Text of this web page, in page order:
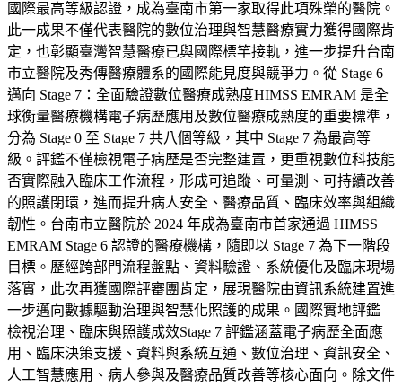
國際最高等級認證，成為臺南市第一家取得此項殊榮的醫院。
此一成果不僅代表醫院的數位治理與智慧醫療實力獲得國際肯
定，也彰顯臺灣智慧醫療已與國際標竿接軌，進一步提升台南
市立醫院及秀傳醫療體系的國際能見度與競爭力。從 Stage 6
邁向 Stage 7：全面驗證數位醫療成熟度HIMSS EMRAM 是全
球衡量醫療機構電子病歷應用及數位醫療成熟度的重要標準，
分為 Stage 0 至 Stage 7 共八個等級，其中 Stage 7 為最高等
級。評鑑不僅檢視電子病歷是否完整建置，更重視數位科技能
否實際融入臨床工作流程，形成可追蹤、可量測、可持續改善
的照護閉環，進而提升病人安全、醫療品質、臨床效率與組織
韌性。台南市立醫院於 2024 年成為臺南市首家通過 HIMSS
EMRAM Stage 6 認證的醫療機構，隨即以 Stage 7 為下一階段
目標。歷經跨部門流程盤點、資料驗證、系統優化及臨床現場
落實，此次再獲國際評審團肯定，展現醫院由資訊系統建置進
一步邁向數據驅動治理與智慧化照護的成果。國際實地評鑑
檢視治理、臨床與照護成效Stage 7 評鑑涵蓋電子病歷全面應
用、臨床決策支援、資料與系統互通、數位治理、資訊安全、
人工智慧應用、病人參與及醫療品質改善等核心面向。除文件